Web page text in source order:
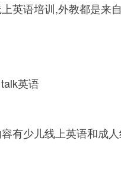
语培训,外教都是来自
英语
少儿线上英语和成人